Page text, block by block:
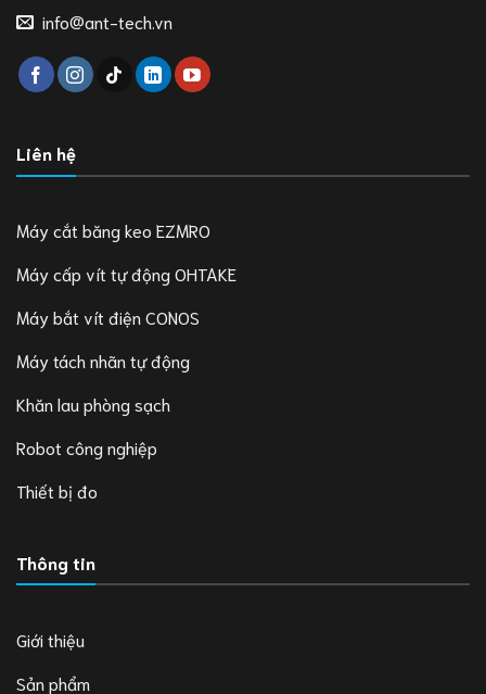
info@ant-tech.vn
Liên hệ
Máy cắt băng keo EZMRO
Máy cấp vít tự động OHTAKE
Máy bắt vít điện CONOS
Máy tách nhãn tự động
Khăn lau phòng sạch
Robot công nghiệp
Thiết bị đo
Thông tin
Giới thiệu
Sản phẩm